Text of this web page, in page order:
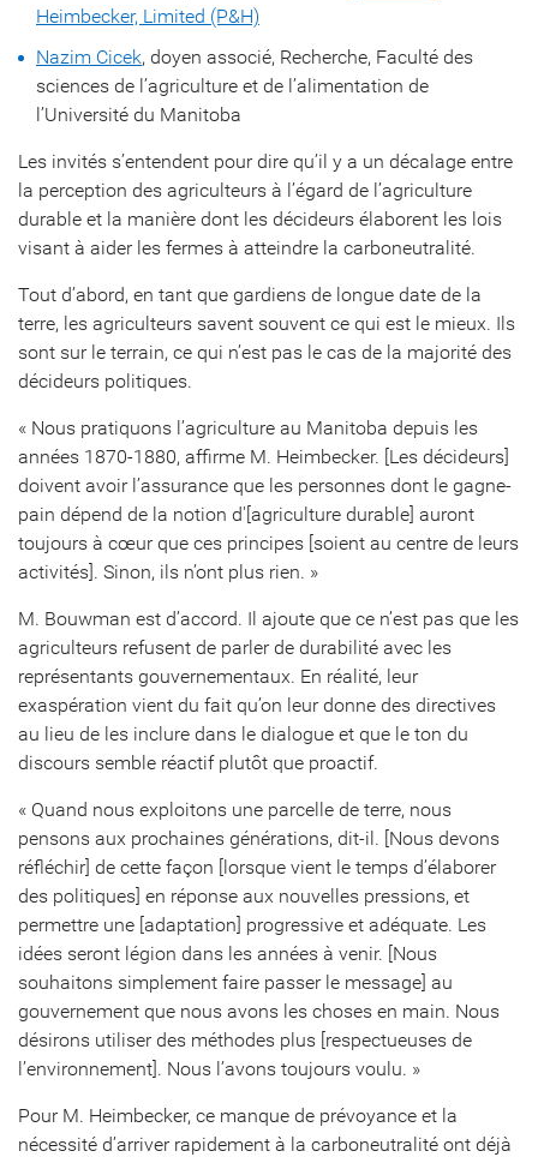
Heimbecker, Limited (P&H)
Nazim Cicek, doyen associé, Recherche, Faculté des
sciences de l’agriculture et de l’alimentation de
l’Université du Manitoba
Les invités s’entendent pour dire qu’il y a un décalage entre
la perception des agriculteurs à l’égard de l’agriculture
durable et la manière dont les décideurs élaborent les lois
visant à aider les fermes à atteindre la carboneutralité.
Tout d’abord, en tant que gardiens de longue date de la
terre, les agriculteurs savent souvent ce qui est le mieux. Ils
sont sur le terrain, ce qui n’est pas le cas de la majorité des
décideurs politiques.
« Nous pratiquons l’agriculture au Manitoba depuis les
années 1870-1880, affirme M. Heimbecker. [Les décideurs]
doivent avoir l’assurance que les personnes dont le gagne-
pain dépend de la notion d'[agriculture durable] auront
toujours à cœur que ces principes [soient au centre de leurs
activités]. Sinon, ils n’ont plus rien. »
M. Bouwman est d’accord. Il ajoute que ce n’est pas que les
agriculteurs refusent de parler de durabilité avec les
représentants gouvernementaux. En réalité, leur
exaspération vient du fait qu’on leur donne des directives
au lieu de les inclure dans le dialogue et que le ton du
discours semble réactif plutôt que proactif.
« Quand nous exploitons une parcelle de terre, nous
pensons aux prochaines générations, dit-il. [Nous devons
réfléchir] de cette façon [lorsque vient le temps d’élaborer
des politiques] en réponse aux nouvelles pressions, et
permettre une [adaptation] progressive et adéquate. Les
idées seront légion dans les années à venir. [Nous
souhaitons simplement faire passer le message] au
gouvernement que nous avons les choses en main. Nous
désirons utiliser des méthodes plus [respectueuses de
l’environnement]. Nous l’avons toujours voulu. »
Pour M. Heimbecker, ce manque de prévoyance et la
nécessité d’arriver rapidement à la carboneutralité ont déjà